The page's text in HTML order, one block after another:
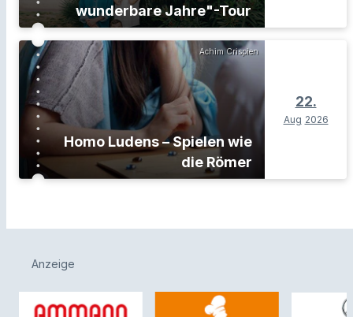
wunderbare Jahre"-Tour
Achim Crispien
Homo Ludens – Spielen wie
die Römer
22.
Aug 2026
Anzeige